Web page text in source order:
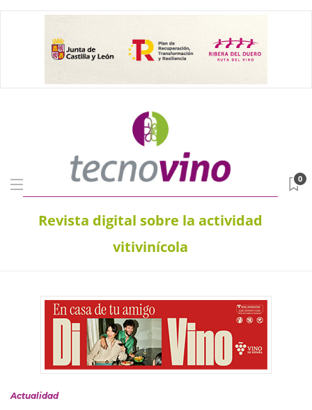
Revista digital sobre la actividad
vitivinícola
0
Actualidad